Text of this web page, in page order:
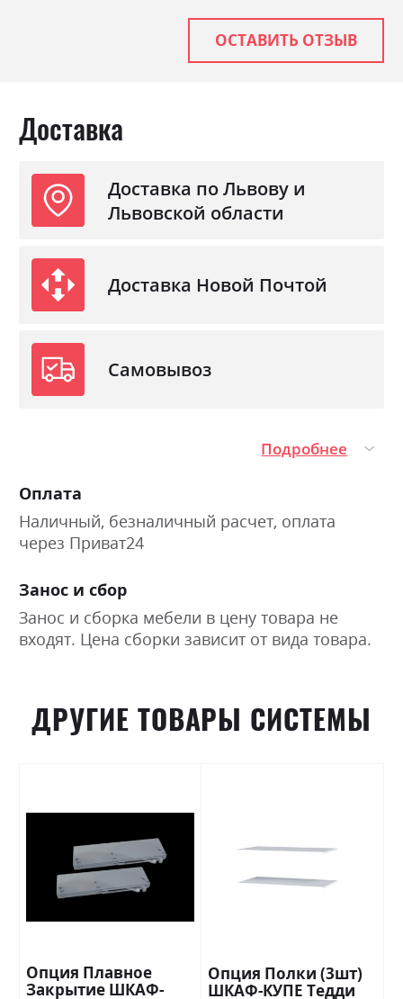
ОСТАВИТЬ ОТЗЫВ
Доставка
Доставка по Львову и
Львовской области
Доставка Новой Почтой
Самовывоз
Подробнее
Оплата
Наличный, безналичный расчет, оплата
через Приват24
Занос и сбор
Занос и сборка мебели в цену товара не
входят. Цена сборки зависит от вида товара.
ДРУГИЕ ТОВАРЫ СИСТЕМЫ
Опция Плавное
Закрытие ШКАФ-
Опция Полки (3шт)
ШКАФ-КУПЕ Тедди